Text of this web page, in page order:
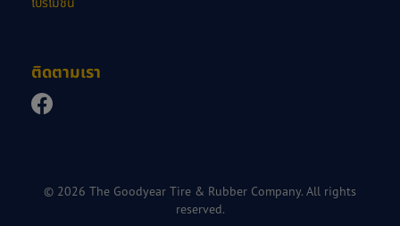
ติดตามเรา
© 2026 The Goodyear Tire & Rubber Company. All rights
reserved.